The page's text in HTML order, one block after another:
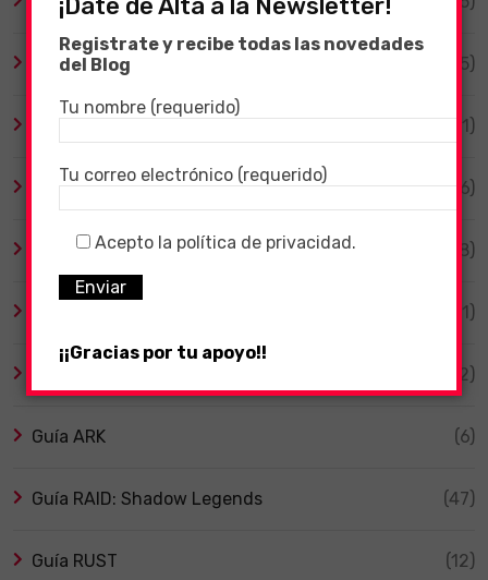
Bicicletas Eléctricas (5)
Cine y Series (11)
Coronavirus (106)
Destacado (18)
(1)
(52)
Guía ARK (6)
Guía RAID: Shadow Legends (47)
Guía RUST (12)
¡Date de Alta a la Newsletter!
Registrate y recibe todas las novedades
del Blog
Tu nombre (requerido)
Tu correo electrónico (requerido)
Acepto la política de privacidad.
¡¡Gracias por tu apoyo!!